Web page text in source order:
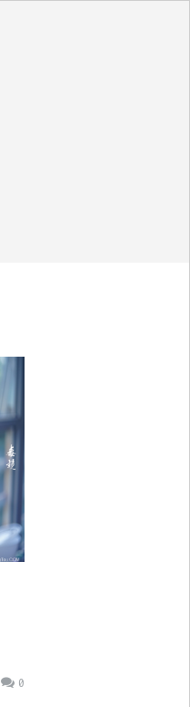
0